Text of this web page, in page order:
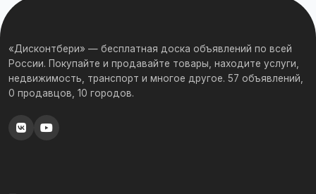
«Дисконтбери» — бесплатная доска объявлений по всей
России. Покупайте и продавайте товары, находите услуги,
недвижимость, транспорт и многое другое. 57 объявлений,
0 продавцов, 10 городов.